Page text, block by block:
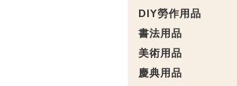
DIY勞作用品
書法用品
美術用品
慶典用品